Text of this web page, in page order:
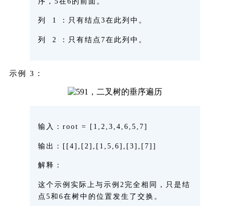
列 1 ：只有结点3在此列中。
列 2 ：只有结点7在此列中。
示例 3：
输入 ：root = [1,2,3,4,6,5,7]
输出 ：[[4],[2],[1,5,6],[3],[7]]
解释 ：
这个示例实际上与示例2完全相同，只是结
点5和6在树中的位置发生了交换。